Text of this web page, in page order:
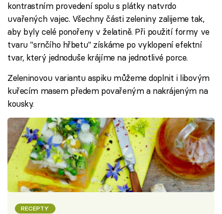
kontrastním provedení spolu s plátky natvrdo
uvařených vajec. Všechny části zeleniny zalijeme tak,
aby byly celé ponořeny v želatině. Při použití formy ve
tvaru "srnčího hřbetu" získáme po vyklopení efektní
tvar, který jednoduše krájíme na jednotlivé porce.
Zeleninovou variantu aspiku můžeme doplnit i libovým
kuřecím masem předem povařeným a nakrájeným na
kousky.
RECEPTY